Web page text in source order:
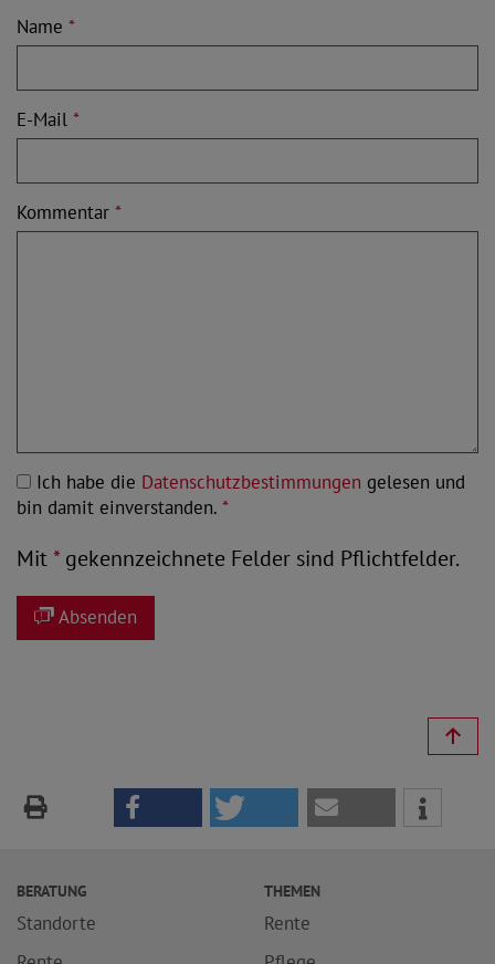
Name *
E-Mail *
Kommentar *
Ich habe die Datenschutzbestimmungen gelesen und
bin damit einverstanden. *
Mit*gekennzeichnete Felder sind Pflichtfelder.
Absenden
BERATUNG
Standorte
THEMEN
Rente